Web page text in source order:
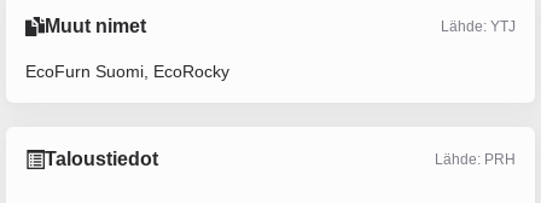
Muut nimet Lähde: YTJ
EcoFurn Suomi, EcoRocky
Taloustiedot Lähde: PRH